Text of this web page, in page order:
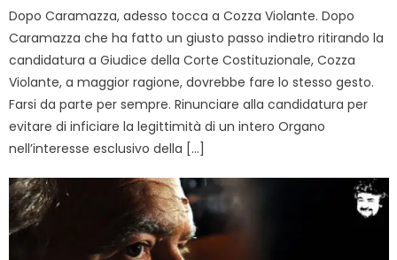
Dopo Caramazza, adesso tocca a Cozza Violante. Dopo
Caramazza che ha fatto un giusto passo indietro ritirando la
candidatura a Giudice della Corte Costituzionale, Cozza
Violante, a maggior ragione, dovrebbe fare lo stesso gesto.
Farsi da parte per sempre. Rinunciare alla candidatura per
evitare di inficiare la legittimità di un intero Organo
nell’interesse esclusivo della […]